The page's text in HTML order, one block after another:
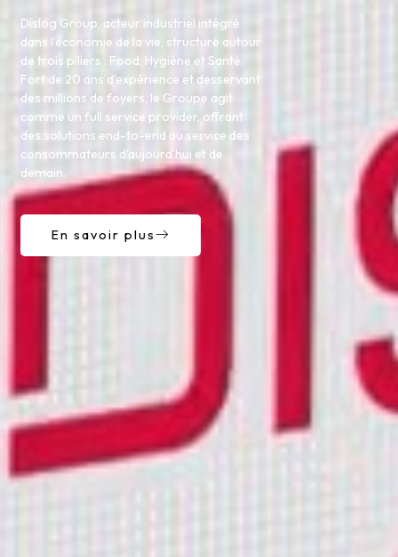
Dislog Group, acteur industriel intégré
dans l’économie de la vie, structuré autour
de trois piliers : Food, Hygiène et Santé.
Fort de 20 ans d’expérience et desservant
des millions de foyers, le Groupe agit
comme un full service provider, offrant
des solutions end-to-end au service des
consommateurs d’aujourd’hui et de
demain.
En savoir plus